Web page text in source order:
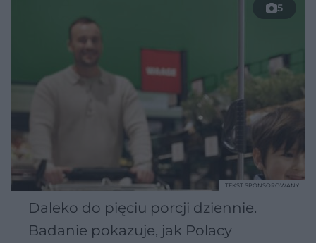
5
Daleko do pięciu porcji dziennie.
Badanie pokazuje, jak Polacy
TEKST SPONSOROWANY